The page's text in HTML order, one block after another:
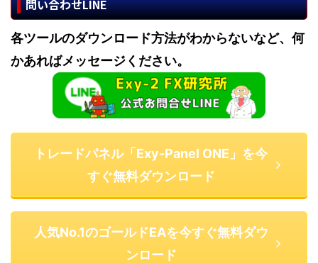
問い合わせLINE
各ツールのダウンロード方法がわからないなど、何
かあればメッセージください。
トレードパネル「Exy-Panel ONE」を今
すぐ無料ダウンロード
人気No.1のゴールドEAを今すぐ無料ダウ
ンロード